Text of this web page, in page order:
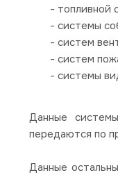
- топливной
- системы
- систем
- систем
- системы
Данные
передаются по
Данные